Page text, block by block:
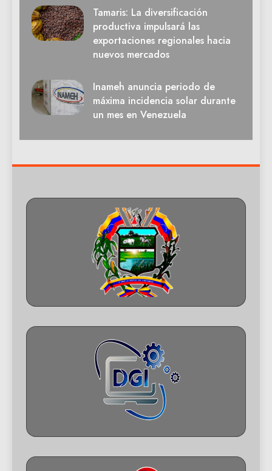
Tamaris: La diversificación
productiva impulsará las
exportaciones regionales hacia
nuevos mercados
Inameh anuncia periodo de
máxima incidencia solar durante
un mes en Venezuela